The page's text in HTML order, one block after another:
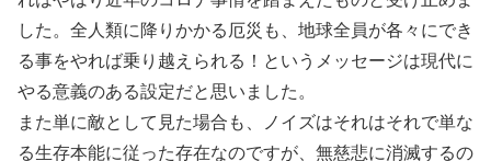
した。全人類に降りかかる厄災も、地球全員が各々にでき
る事をやれば乗り越えられる！というメッセージは現代に
やる意義のある設定だと思いました。
また単に敵として見た場合も、ノイズはそれはそれで単な
る生存本能に従った存在なのですが、無慈悲に消滅するの